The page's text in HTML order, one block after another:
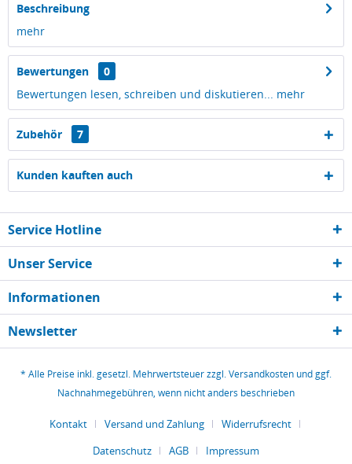
Beschreibung
mehr
Bewertungen
0
Bewertungen lesen, schreiben und diskutieren... mehr
Zubehör 7
Kunden kauften auch
Service Hotline
Unser Service
Informationen
Newsletter
* Alle Preise inkl. gesetzl. Mehrwertsteuer zzgl.Versandkosten und ggf.
Nachnahmegebühren, wenn nicht anders beschrieben
Kontakt Versand und Zahlung
Widerrufsrecht
Datenschutz
AGB Impressum